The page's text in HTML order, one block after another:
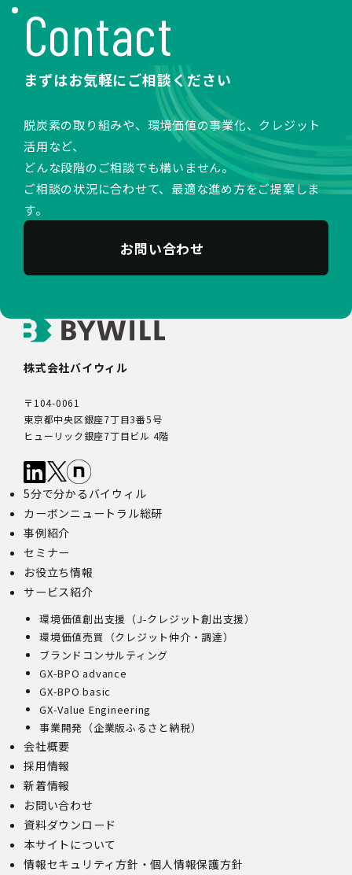
Contact
まずはお気軽にご相談ください
脱炭素の取り組みや、環境価値の事業化、クレジット
活用など、
どんな段階のご相談でも構いません。
ご相談の状況に合わせて、最適な進め方をご提案しま
す。
お問い合わせ
株式会社バイウィル
〒104-0061
東京都中央区銀座7丁目3番5号
ヒューリック銀座7丁目ビル 4階
5分で分かるバイウィル
カーボンニュートラル総研
事例紹介
セミナー
お役立ち情報
サービス紹介
環境価値創出支援（J-クレジット創出支援）
環境価値売買（クレジット仲介・調達）
ブランドコンサルティング
GX-BPO advance
GX-BPO basic
GX-Value Engineering
事業開発（企業版ふるさと納税）
会社概要
採用情報
新着情報
お問い合わせ
資料ダウンロード
本サイトについて
情報セキュリティ方針・個人情報保護方針